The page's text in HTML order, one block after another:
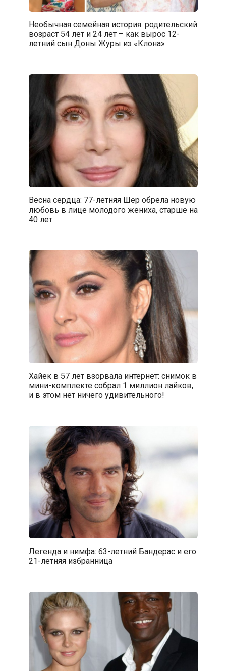
Необычная семейная история: родительский
возраст 54 лет и 24 лет – как вырос 12-
летний сын Доны Журы из «Клона»
Весна сердца: 77-летняя Шер обрела новую
любовь в лице молодого жениха, старше на
40 лет
Хайек в 57 лет взорвала интернет: снимок в
мини-комплекте собрал 1 миллион лайков,
и в этом нет ничего удивительного!
Легенда и нимфа: 63-летний Бандерас и его
21-летняя избранница